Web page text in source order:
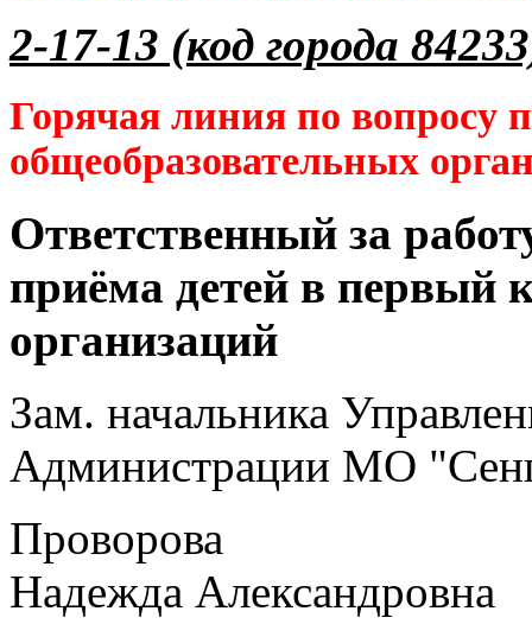
2-17-13 (код города
Горячая линия по вопросу
общеобразовательных
Ответственный за
приёма детей в первый
организаций
Зам. начальника
Администрации МО
Проворова
Надежда Александровна